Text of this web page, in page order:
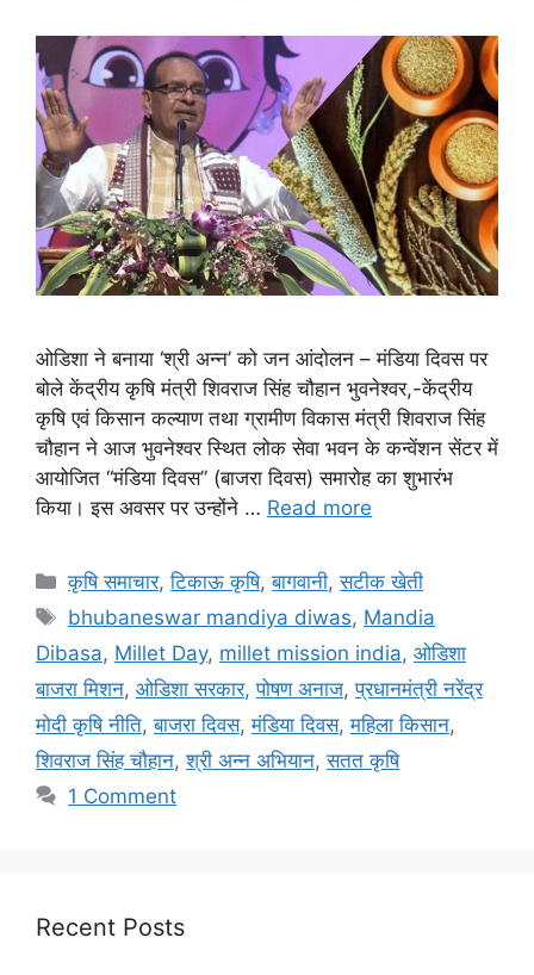
ओडिशा ने बनाया ‘श्री अन्न’ को जन आंदोलन – मंडिया दिवस पर
बोले केंद्रीय कृषि मंत्री शिवराज सिंह चौहान भुवनेश्वर,-केंद्रीय
कृषि एवं किसान कल्याण तथा ग्रामीण विकास मंत्री शिवराज सिंह
चौहान ने आज भुवनेश्वर स्थित लोक सेवा भवन के कन्वेंशन सेंटर में
आयोजित “मंडिया दिवस” (बाजरा दिवस) समारोह का शुभारंभ
किया। इस अवसर पर उन्होंने … Read more
कृषि समाचार,टिकाऊ कृषि,बागवानी,सटीक खेती
bhubaneswar mandiya diwas, Mandia
Dibasa, Millet Day, millet mission india, ओडिशा
बाजरा मिशन, ओडिशा सरकार,पोषण अनाज,प्रधानमंत्री नरेंद्र
मोदी कृषि नीति,बाजरा दिवस,मंडिया दिवस,महिला किसान,
शिवराज सिंह चौहान,श्री अन्न अभियान,सतत कृषि
1 Comment
Recent Posts